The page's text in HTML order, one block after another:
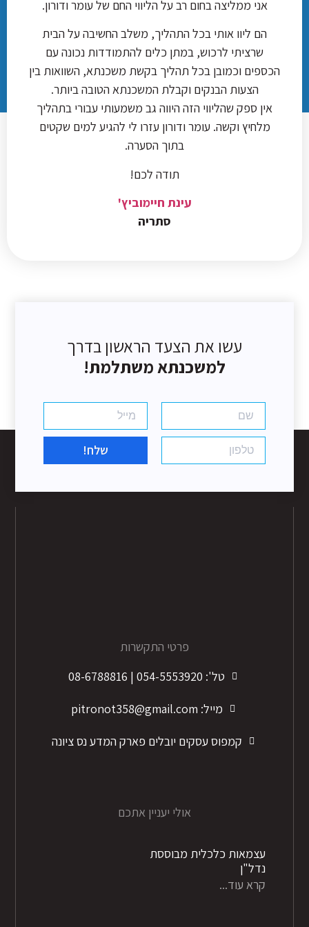
אני ממליצה בחום רב על הליווי החם של עומר ודורון.
הם ליוו אותי בכל התהליך, משלב החשיבה על הבית
שרציתי לרכוש, במתן כלים להתמודדות נכונה עם
הכספים וכמובן בכל תהליך בקשת משכנתא, השוואות בין
הצעות הבנקים וקבלת המשכנתא הטובה ביותר.
אין ספק שהליווי הזה היווה גב משמעותי עבורי בתהליך
מלחיץ וקשה. עומר ודורון עזרו לי להגיע למים שקטים
בתוך הסערה.
תודה לכם!
עינת חיימוביץ'
סתריה
עשו את הצעד הראשון בדרך
למשכנתא משתלמת!
שלח!
פרטי התקשרות
טל': 054-5553920 | 08-6788816
מייל: pitronot358@gmail.com
קמפוס עסקים יובלים פארק המדע נס ציונה
אולי יעניין אתכם
עצמאות כלכלית מבוססת
נדל"ן
קרא עוד...